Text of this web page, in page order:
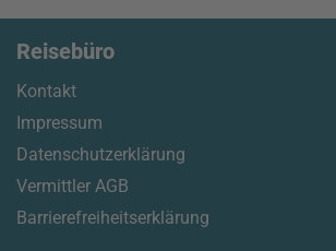
Reisebüro
Kontakt
Impressum
Datenschutzerklärung
Vermittler AGB
Barrierefreiheitserklärung